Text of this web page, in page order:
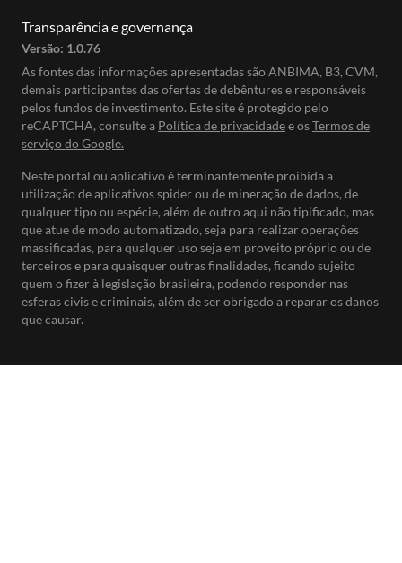
Transparência e governança
Versão: 1.0.76
As fontes das informações apresentadas são ANBIMA, B3, CVM,
demais participantes das ofertas de debêntures e responsáveis
pelos fundos de investimento. Este site é protegido pelo
reCAPTCHA, consulte a Política de privacidadee osTermos de
serviço do Google.
Neste portal ou aplicativo é terminantemente proibida a
utilização de aplicativos spider ou de mineração de dados, de
qualquer tipo ou espécie, além de outro aqui não tipificado, mas
que atue de modo automatizado, seja para realizar operações
massificadas, para qualquer uso seja em proveito próprio ou de
terceiros e para quaisquer outras finalidades, ficando sujeito
quem o fizer à legislação brasileira, podendo responder nas
esferas civis e criminais, além de ser obrigado a reparar os danos
que causar.